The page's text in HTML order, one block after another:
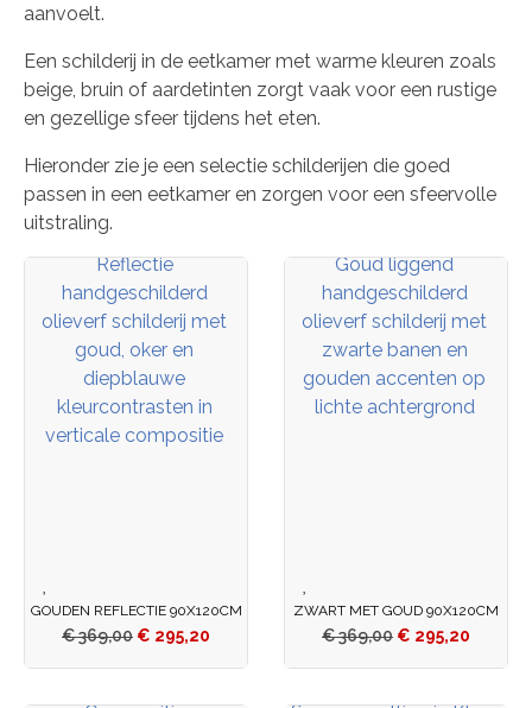
aanvoelt.
Een schilderij in de eetkamer met warme kleuren zoals
beige, bruin of aardetinten zorgt vaak voor een rustige
en gezellige sfeer tijdens het eten.
Hieronder zie je een selectie schilderijen die goed
passen in een eetkamer en zorgen voor een sfeervolle
uitstraling.
GOUDEN REFLECTIE 90X120CM
€369,00 € 295,20
ZWART MET GOUD 90X120CM
€369,00 € 295,20